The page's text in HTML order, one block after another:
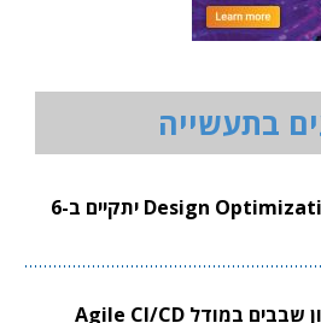
בתעשייה
וובינר סינופסיס ל-Design Optimization יתקיים ב-6
וובינר סינופסיס לתכנון שבבים במודל Agile CI/CD